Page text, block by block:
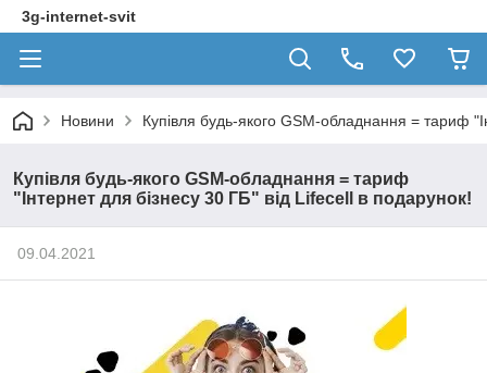
3g-internet-svit
Новини Купівля будь-якого GSM-обладнання = тариф
Купівля будь-якого GSM-обладнання = тариф
"Інтернет для бізнесу 30 ГБ" від Lifecell в подарунок!
09.04.2021